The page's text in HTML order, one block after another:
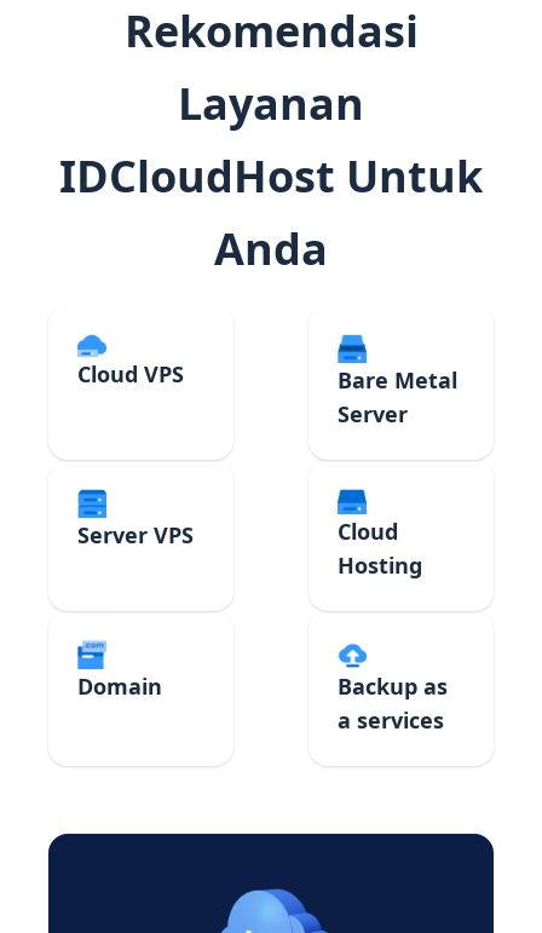
Rekomendasi
Layanan
IDCloudHost Untuk
Anda
Cloud VPS
Bare Metal
Server
Server VPS
Cloud
Hosting
Domain
Backup as
a services